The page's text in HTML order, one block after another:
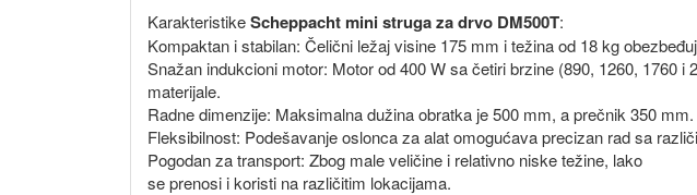
KarakteristikeScheppacht mini struga za drvo DM500T:
Kompaktan i stabilan: Čelični ležaj visine 175 mm i težina od 18 kg
Snažan indukcioni motor: Motor od 400 W sa četiri brzine (890, 1260, 1760
materijale.
Radne dimenzije: Maksimalna dužina obratka je 500 mm, a prečnik 350 mm.
Fleksibilnost: Podešavanje oslonca za alat omogućava precizan rad sa
Pogodan za transport: Zbog male veličine i relativno niske težine, lako
se prenosi i koristi na različitim lokacijama.